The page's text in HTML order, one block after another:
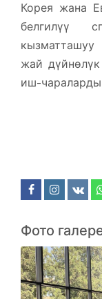
Корея жана
белгилүү
жай
иш-чараларды
Фото